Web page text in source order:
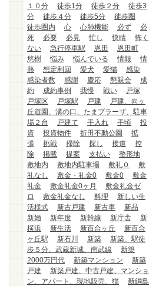
１０分
徒歩1分 徒歩２分
徒歩3
分
徒歩４分 徒歩5分
徒歩圏
徒歩圏内
心 心肺機能 必ず
必
死
必要 必見 忙し 快晴
怖く
ない
急行停車駅 恩田
恩田町
悠樹
悩み 悩んでいる 情報
情
熱
想定利回 愛犬 愛猫
感染
感染者数
感謝 慶応 懇親会
成
約
成約事例 我慢 戦い
戸塚
戸塚区
戸塚駅 戸建
戸建、向ヶ
丘遊園、溝の口、たまプラーザ、駐車
場２台
戸建て 手入れ 手頃
投
資
投資物件 折田不動公園
拡
張
挑戦 掃除 探し 接道
控
除
掲載 提案 支払い
整形地
敷地内
敷地内駐車場 敷礼０
敷
礼なし
敷金・礼金0 敷金0
敷金
礼金
敷金礼金0ヶ月
敷金礼金ゼ
ロ
敷金礼金なし 料理
新しい生
活様式
新古戸建 新古車
新品
新婚
新年度 新幹線 新庁舎
新
横浜
新生活 新百合ヶ丘
新百合
ヶ丘駅
新石川 新築
新築、駅徒
歩５分、武蔵新城、南武線
新築
2000万円代
新築マンション
新築
戸建
新築戸建、中古戸建、マンショ
ン、アパート、現地販売、猫
新綱島